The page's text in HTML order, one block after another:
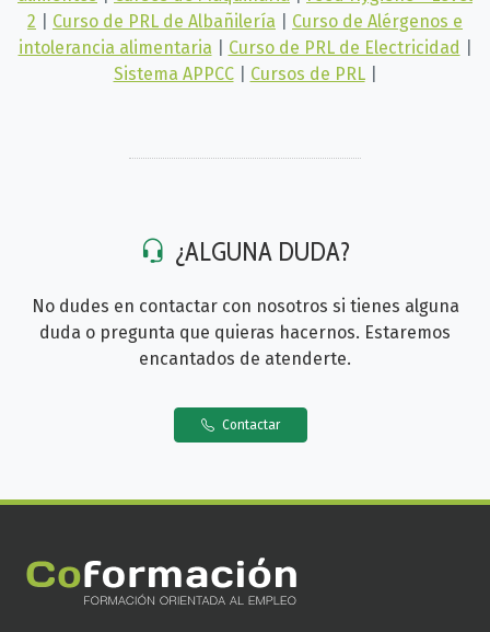
2
Curso de PRL de Albañilería
Curso de Alérgenos e
intolerancia alimentaria
Curso de PRL de Electricidad
Sistema APPCC
Cursos de PRL
¿ALGUNA DUDA?
No dudes en contactar con nosotros si tienes alguna
duda o pregunta que quieras hacernos. Estaremos
encantados de atenderte.
Contactar